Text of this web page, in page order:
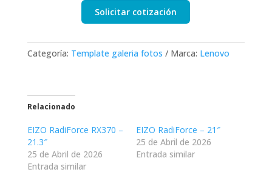
Solicitar cotización
Categoría: Template galeria fotos Marca: Lenovo
Relacionado
EIZO RadiForce RX370 –
21.3″
25 de Abril de 2026
Entrada similar
EIZO RadiForce – 21″
25 de Abril de 2026
Entrada similar